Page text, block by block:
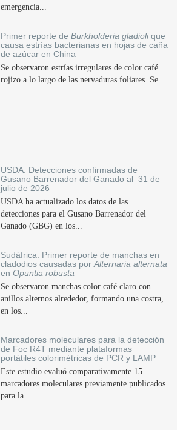
emergencia...
Primer reporte de Burkholderia gladiolique
causa estrías bacterianas en hojas de caña
de azúcar en China
Se observaron estrías irregulares de color café
rojizo a lo largo de las nervaduras foliares. Se...
USDA: Detecciones confirmadas de
Gusano Barrenador del Ganado al 31 de
julio de 2026
USDA ha actualizado los datos de las
detecciones para el Gusano Barrenador del
Ganado (GBG) en los...
Sudáfrica: Primer reporte de manchas en
cladodios causadas por Alternaria alternata
en Opuntia robusta
Se observaron manchas color café claro con
anillos alternos alrededor, formando una costra,
en los...
Marcadores moleculares para la detección
de Foc R4T mediante plataformas
portátiles colorimétricas de PCR y LAMP
Este estudio evaluó comparativamente 15
marcadores moleculares previamente publicados
para la...